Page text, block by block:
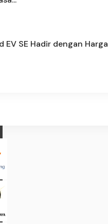
EV SE Hadir dengan Harga